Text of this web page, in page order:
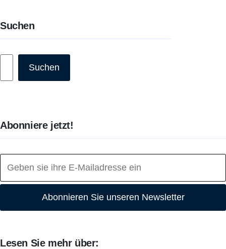
Suchen
Suchen
Abonniere jetzt!
Abonnieren Sie unseren Newsletter
Lesen Sie mehr über: